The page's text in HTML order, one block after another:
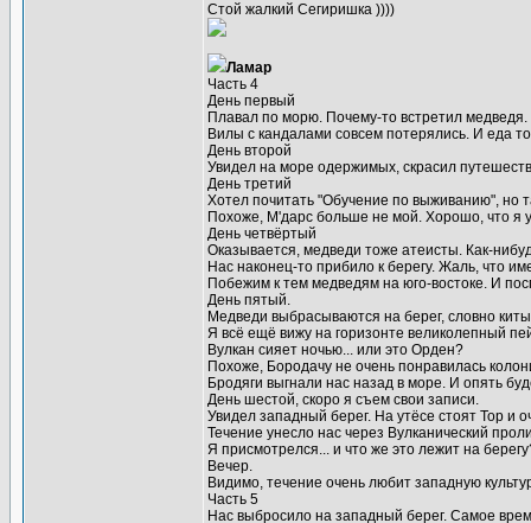
Стой жалкий Сегиришка ))))
Ламар
Часть 4
День первый
Плавал по морю. Почему-то встретил
Вилы с кандалами совсем потерялись. И еда
День второй
Увидел на море одержимых, скрасил
День третий
Хотел почитать "Обучение по выживанию",
Похоже, М'дарс больше не мой. Хорошо, что я
День четвёртый
Оказывается, медведи тоже атеисты. Как-
Нас наконец-то прибило к берегу. Жаль, что
Побежим к тем медведям на юго-востоке. И
День пятый.
Медведи выбрасываются на берег, словно
Я всё ещё вижу на горизонте великолепный
Вулкан сияет ночью... или это Орден?
Похоже, Бородачу не очень понравилась
Бродяги выгнали нас назад в море. И опять
День шестой, скоро я съем свои записи.
Увидел западный берег. На утёсе стоят Тор и
Течение унесло нас через Вулканический
Я присмотрелся... и что же это лежит на
Вечер.
Видимо, течение очень любит западную
Часть 5
Нас выбросило на западный берег. Самое